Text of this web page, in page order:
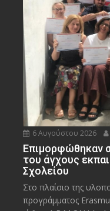
6 Αυγούστου 2026
Eπιμορφώθηκαν
του άγχους
Σχολείου
Στο πλαίσιο της
προγράμματος